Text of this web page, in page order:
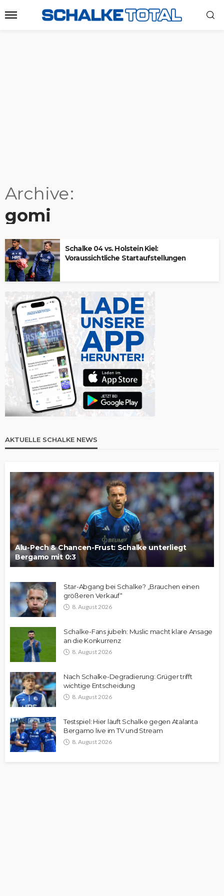
Archive
gomi
Schalke 04 vs. Holstein Kiel:
Voraussichtliche Startaufstellungen
AKTUELLE SCHALKE NEWS
Alu-Pech & Chancen-Frust: Schalke unterliegt
Bergamo mit 0:3
Star-Abgang bei Schalke? „Brauchen einen
größeren Verkauf“
8. August 2026
Schalke-Fans jubeln: Muslic macht klare Ansage
an die Konkurrenz
8. August 2026
Nach Schalke-Degradierung: Grüger trifft
wichtige Entscheidung
8. August 2026
Testspiel: Hier läuft Schalke gegen Atalanta
Bergamo live im TV und Stream
8. August 2026